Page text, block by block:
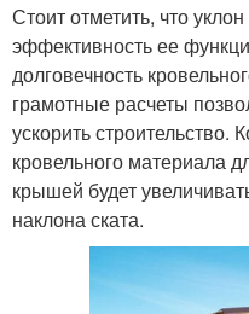
Стоит отметить, что
эффективность ее
долговечность
грамотные расчеты
ускорить строительство.
кровельного материала
крышей будет
наклона ската.